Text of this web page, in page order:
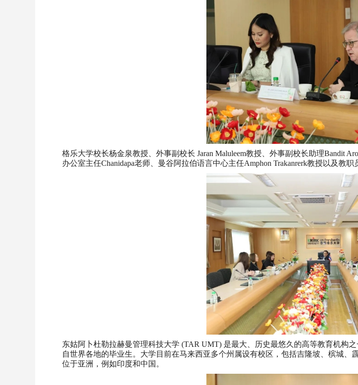
格乐大学校长杨金泉教授、外事副校长 Jaran Maluleem教授、外事副校长助理Bandit
办公室主任Chanidapa老师、曼谷阿拉伯语言中心主任Amphon Trakanrerk教授以及教职
东姑阿卜杜勒拉赫曼管理科技大学 (TAR UMT) 是最大、历史最悠久的高等教育机构
自世界各地的毕业生。大学目前在马来西亚多个州属设有校区，包括吉隆坡、槟城
位于亚洲，例如印度和中国。